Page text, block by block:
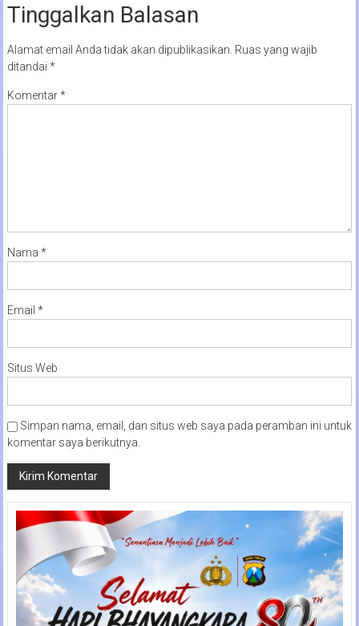
Tinggalkan Balasan
Alamat email Anda tidak akan dipublikasikan. Ruas yang wajib
ditandai *
Komentar*
Nama *
Email *
Situs Web
Simpan nama, email, dan situs web saya pada peramban ini untuk
komentar saya berikutnya.